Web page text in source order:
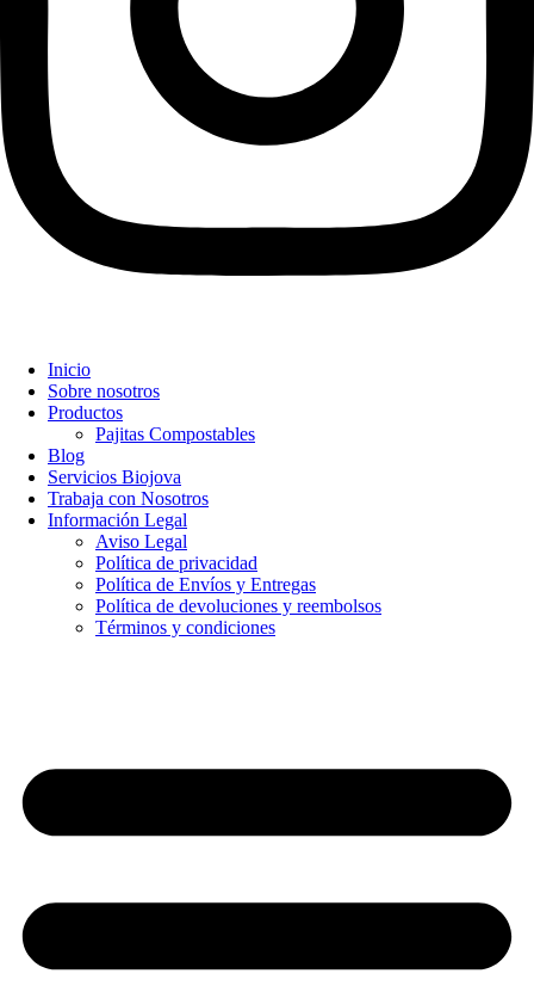
Inicio
Sobre nosotros
Productos
Pajitas Compostables
Blog
Servicios Biojova
Trabaja con Nosotros
Información Legal
Aviso Legal
Política de privacidad
Política de Envíos y Entregas
Política de devoluciones y reembolsos
Términos y condiciones